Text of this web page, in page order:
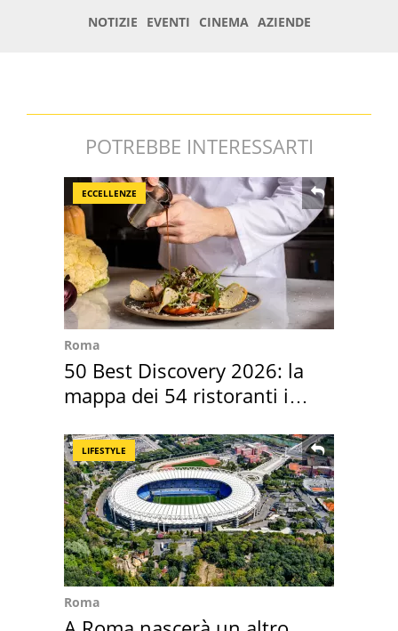
POTREBBE INTERESSARTI
ECCELLENZE
Roma
50 Best Discovery 2026: la
mappa dei 54 ristoranti in
LIFESTYLE
Roma